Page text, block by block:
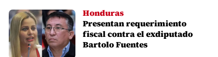
Honduras
Presentan requerimiento
fiscal contra el exdiputado
Bartolo Fuentes